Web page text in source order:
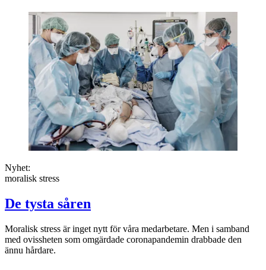
Nyhet:
moralisk stress
De tysta såren
Moralisk stress är inget nytt för våra medarbetare. Men i samband
med ovissheten som omgärdade coronapandemin drabbade den
ännu hårdare.